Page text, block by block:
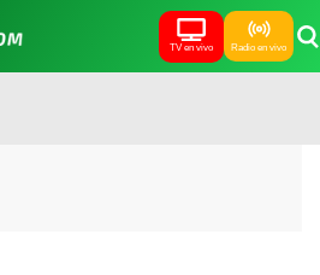
TV en vivo Radio en vivo